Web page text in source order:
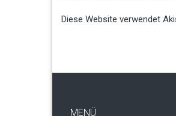
Diese Website verwendet
MENÜ